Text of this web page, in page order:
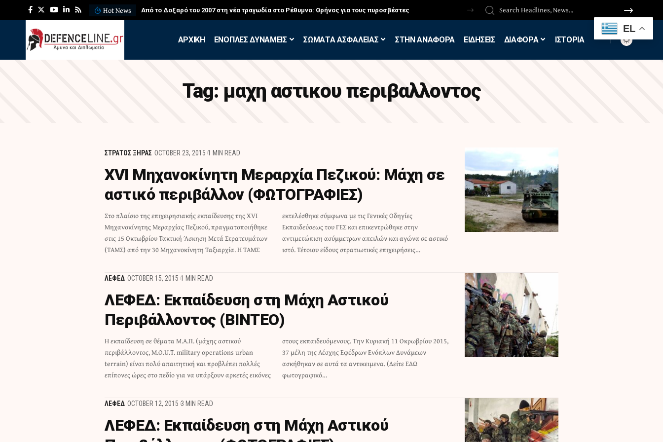
Hot News Από το Δοξαρό του 2007 στη νέα τραγωδία στο Ρέθυμνο: Θρήνος για τους πυροσβέστες
APXIKH ΕΝΟΠΛΕΣ ΔΥΝΑΜΕΙΣ ΣΩΜΑΤΑ ΑΣΦΑΛΕΙΑΣ ΣΤΗΝ ΑΝΑΦΟΡΑ ΕΙΔΗΣΕΙΣ ΔΙΑΦΟΡΑ ΙΣΤΟΡΙΑ
Tag: μαχη αστικου περιβαλλοντος
ΣΤΡΑΤΟΣ ΞΗΡΑΣ OCTOBER 23, 2015 1 MIN READ
ΧVI Μηχανοκίνητη Μεραρχία Πεζικού: Μάχη σε
αστικό περιβάλλον (ΦΩΤΟΓΡΑΦΙΕΣ)
Στο πλαίσιο της επιχειρησιακής εκπαίδευσης της ΧVI
Μηχανοκίνητης Μεραρχίας Πεζικού, πραγματοποιήθηκε
στις 15 Οκτωβρίου Τακτική Άσκηση Μετά Στρατευμάτων
(ΤΑΜΣ) από την 30 Μηχανοκίνητη Ταξιαρχία. Η ΤΑΜΣ
εκτελέσθηκε σύμφωνα με τις Γενικές Οδηγίες
Εκπαιδεύσεως του ΓΕΣ και επικεντρώθηκε στην
αντιμετώπιση ασύμμετρων απειλών και αγώνα σε αστικό
ιστό. Τέτοιου είδους στρατιωτικές επιχειρήσεις…
ΛΕΦΕΔ OCTOBER 15, 2015 1 MIN READ
ΛΕΦΕΔ: Εκπαίδευση στη Μάχη Αστικού
Περιβάλλοντος (BINTEO)
Η εκπαίδευση σε θέματα Μ.Α.Π. (μάχης αστικού
περιβάλλοντος, M.O.U.T. military operations urban
terrain) είναι πολύ απαιτητική και προβλέπει πολλές
επίπονες ώρες στο πεδίο για να υπάρξουν αρκετές εικόνες
στους εκπαιδευόμενους. Την Κυριακή 11 Οκρωβρίου 2015,
37 μέλη της Λέσχης Εφέδρων Ενόπλων Δυνάμεων
ασκήθηκαν σε αυτά τα αντικειμενα. (Δείτε ΕΔΩ
φωτογραφικό…
ΛΕΦΕΔ OCTOBER 12, 2015 3 MIN READ
ΛΕΦΕΔ: Εκπαίδευση στη Μάχη Αστικού
EL